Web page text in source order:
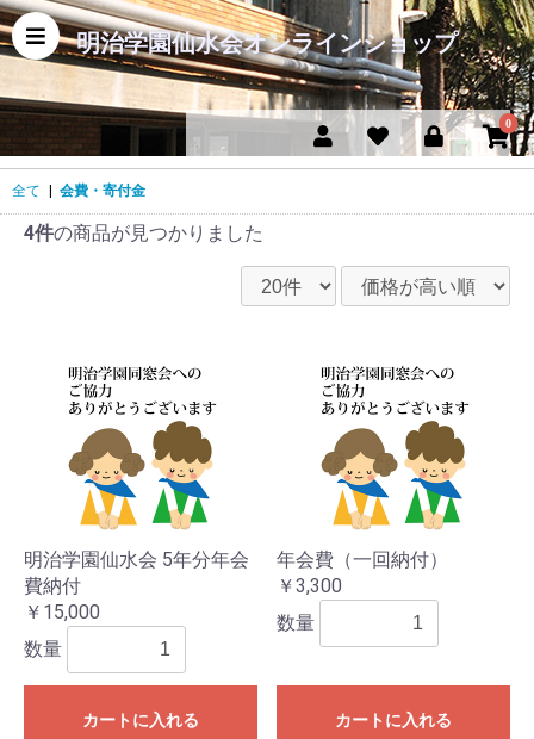
明治学園仙水会オンラインショップ
0
全て 会費・寄付金
4件の商品が見つかりました
明治学園仙水会 5年分年会
費納付
￥15,000
数量
カートに入れる
年会費（一回納付）
￥3,300
数量
カートに入れる